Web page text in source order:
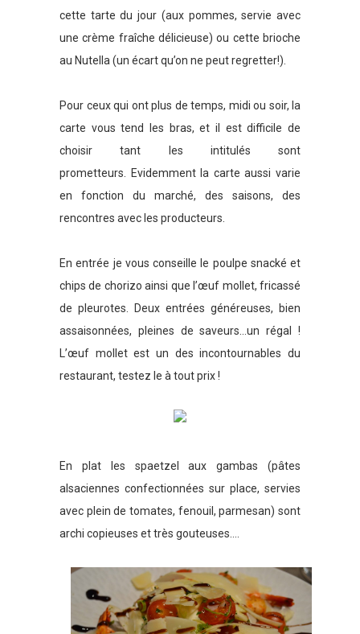
cette tarte du jour (aux pommes, servie avec
une crème fraîche délicieuse) ou cette brioche
au Nutella (un écart qu’on ne peut regretter!).
Pour ceux qui ont plus de temps, midi ou soir, la
carte vous tend les bras, et il est difficile de
choisir tant les intitulés sont
prometteurs. Evidemment la carte aussi varie
en fonction du marché, des saisons, des
rencontres avec les producteurs.
En entrée je vous conseille le poulpe snacké et
chips de chorizo ainsi que l’œuf mollet, fricassé
de pleurotes. Deux entrées généreuses, bien
assaisonnées, pleines de saveurs…un régal !
L’œuf mollet est un des incontournables du
restaurant, testez le à tout prix !
En plat les spaetzel aux gambas (pâtes
alsaciennes confectionnées sur place, servies
avec plein de tomates, fenouil, parmesan) sont
archi copieuses et très gouteuses….